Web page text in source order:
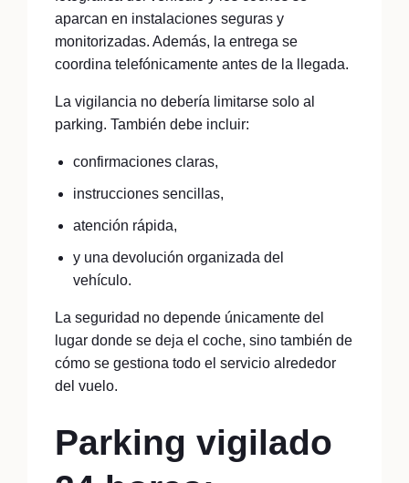
aparcan en instalaciones seguras y
monitorizadas. Además, la entrega se
coordina telefónicamente antes de la llegada.
La vigilancia no debería limitarse solo al
parking. También debe incluir:
confirmaciones claras,
instrucciones sencillas,
atención rápida,
y una devolución organizada del
vehículo.
La seguridad no depende únicamente del
lugar donde se deja el coche, sino también de
cómo se gestiona todo el servicio alrededor
del vuelo.
Parking vigilado